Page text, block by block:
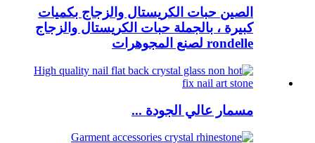
الصين حبات الكريستال والزجاج بكميات
كبيرة ، بالجملة حبات الكريستال والزجاج
rondelle لصنع المجوهرات
مسمار عالي الجودة ...